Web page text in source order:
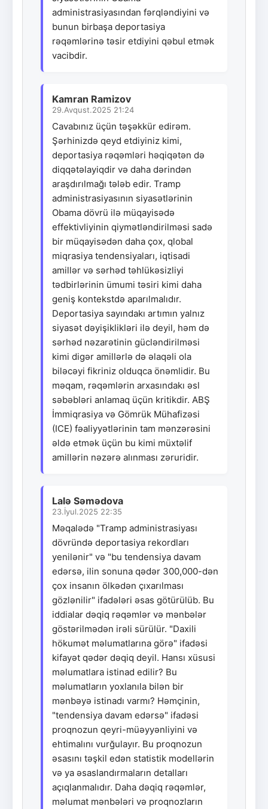
administrasiyasından fərqləndiyini və
bunun birbaşa deportasiya
rəqəmlərinə təsir etdiyini qəbul etmək
vacibdir.
Kamran Ramizov
29.Avqust.2025 21:24
Cavabınız üçün təşəkkür edirəm.
Şərhinizdə qeyd etdiyiniz kimi,
deportasiya rəqəmləri həqiqətən də
diqqətəlayiqdir və daha dərindən
araşdırılmağı tələb edir. Tramp
administrasiyasının siyasətlərinin
Obama dövrü ilə müqayisədə
effektivliyinin qiymətləndirilməsi sadə
bir müqayisədən daha çox, qlobal
miqrasiya tendensiyaları, iqtisadi
amillər və sərhəd təhlükəsizliyi
tədbirlərinin ümumi təsiri kimi daha
geniş kontekstdə aparılmalıdır.
Deportasiya sayındakı artımın yalnız
siyasət dəyişiklikləri ilə deyil, həm də
sərhəd nəzarətinin gücləndirilməsi
kimi digər amillərlə də əlaqəli ola
biləcəyi fikriniz olduqca önəmlidir. Bu
məqam, rəqəmlərin arxasındakı əsl
səbəbləri anlamaq üçün kritikdir. ABŞ
İmmiqrasiya və Gömrük Mühafizəsi
(ICE) fəaliyyətlərinin tam mənzərəsini
əldə etmək üçün bu kimi müxtəlif
amillərin nəzərə alınması zəruridir.
Lalə Səmədova
23.İyul.2025 22:35
Məqalədə "Tramp administrasiyası
dövründə deportasiya rekordları
yenilənir" və "bu tendensiya davam
edərsə, ilin sonuna qədər 300,000-dən
çox insanın ölkədən çıxarılması
gözlənilir" ifadələri əsas götürülüb. Bu
iddialar dəqiq rəqəmlər və mənbələr
göstərilmədən irəli sürülür. "Daxili
hökumət məlumatlarına görə" ifadəsi
kifayət qədər dəqiq deyil. Hansı xüsusi
məlumatlara istinad edilir? Bu
məlumatların yoxlanıla bilən bir
mənbəyə istinadı varmı? Həmçinin,
"tendensiya davam edərsə" ifadəsi
proqnozun qeyri-müəyyənliyini və
ehtimalını vurğulayır. Bu proqnozun
əsasını təşkil edən statistik modellərin
və ya əsaslandırmaların detalları
açıqlanmalıdır. Daha dəqiq rəqəmlər,
məlumat mənbələri və proqnozların